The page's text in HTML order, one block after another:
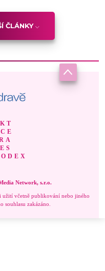
ČLÁNKY
Network, s.r.o.
užití včetně publikování nebo jiného
souhlasu zakázáno.